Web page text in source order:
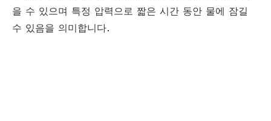
을 수 있으며 특정 압력으로 짧은 시간 동안 물에 잠길
수 있음을 의미합니다.